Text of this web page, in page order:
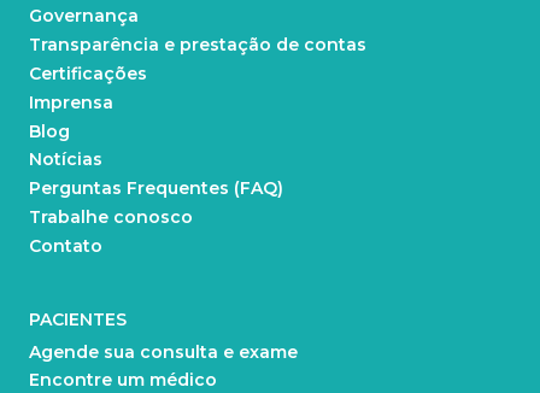
Governança
Transparência e prestação de contas
Certificações
Imprensa
Blog
Notícias
Perguntas Frequentes (FAQ)
Trabalhe conosco
Contato
PACIENTES
Agende sua consulta e exame
Encontre um médico